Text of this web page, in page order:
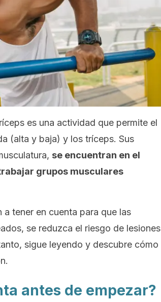
es una actividad que permite el
(alta y baja) y los tríceps. Sus
se encuentran en el
grupos musculares
tener en cuenta para que las
se reduzca el riesgo de lesiones
sigue leyendo y descubre cómo
antes de empezar?